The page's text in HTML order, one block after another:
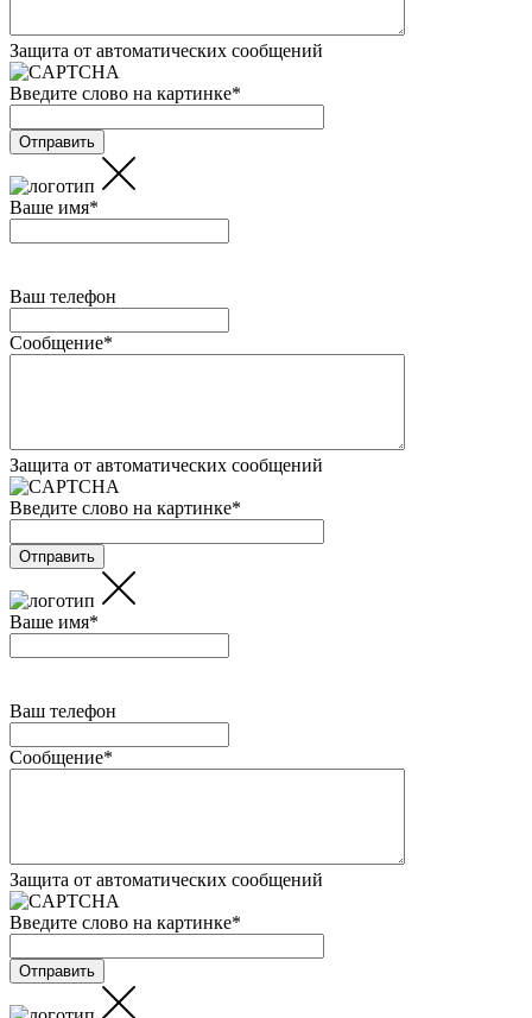
Защита от автоматических сообщений
Введите слово на картинке*
Ваше имя*
Ваш телефон
Сообщение*
Защита от автоматических сообщений
Введите слово на картинке*
Ваше имя*
Ваш телефон
Сообщение*
Защита от автоматических сообщений
Введите слово на картинке*